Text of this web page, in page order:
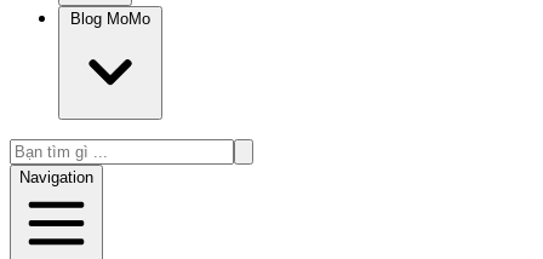
Blog MoMo
Navigation